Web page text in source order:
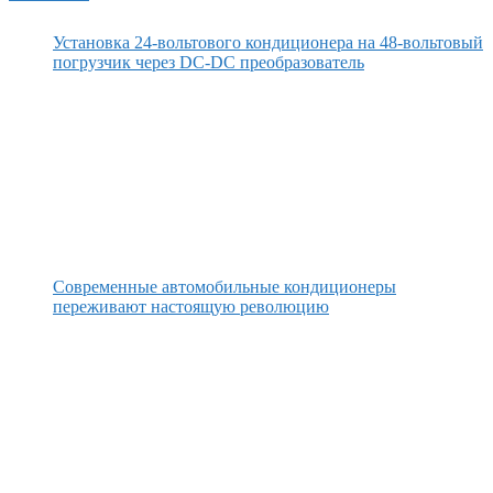
Установка 24-вольтового кондиционера на 48-вольтовый
погрузчик через DC-DC преобразователь
Современные автомобильные кондиционеры
переживают настоящую революцию